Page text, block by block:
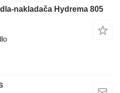
nakladača Hydrema 805